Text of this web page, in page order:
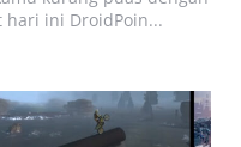
ini DroidPoin...